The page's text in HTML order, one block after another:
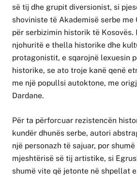
së tij dhe grupit diversionist, si
shoviniste të Akademisë serbe me
për serbizimin historik të Kosovës.
njohuritë e thella historike dhe
protagonistit, e sqarojnë lexuesin
historike, se ato troje kanë qenë
me një popullsi autoktone, me
Dardane.
Për ta përforcuar rezistencën
kundër dhunës serbe, autori
një personazh të sajuar, por
mjeshtërisë së tij artistike, si
shumë vite që jetonte në shpellat e